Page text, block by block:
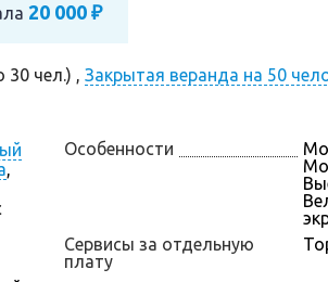
20 000 ₽
30 чел.) , Закрытая веранда на 50
,
Особенности
Сервисы за отдельную
плату